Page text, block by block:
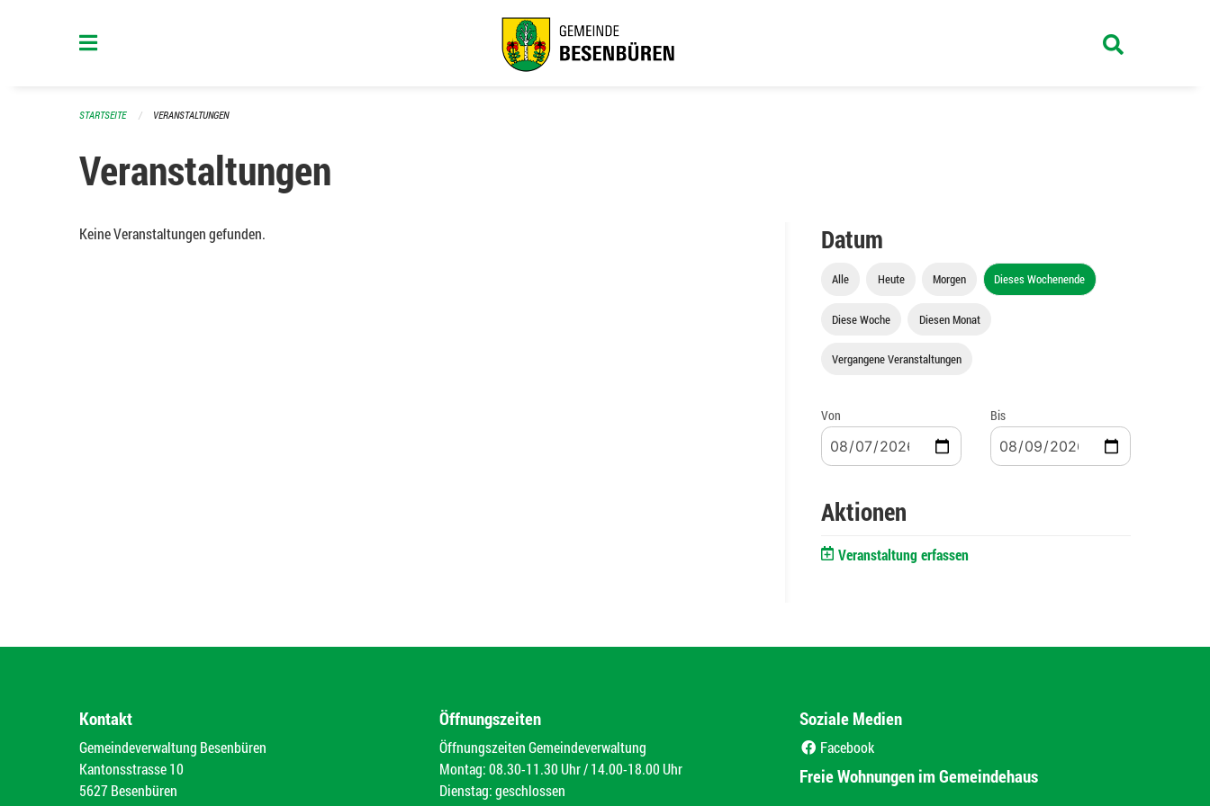
STARTSEITE VERANSTALTUNGEN
Veranstaltungen
Keine Veranstaltungen gefunden. Datum
Alle Heute Morgen Dieses Wochenende
Diese Woche Diesen Monat
Vergangene Veranstaltungen
Von Bis
Aktionen
Veranstaltung erfassen
Kontakt
Gemeindeverwaltung Besenbüren
Kantonsstrasse 10
5627 Besenbüren
Öffnungszeiten
Öffnungszeiten Gemeindeverwaltung
Montag: 08.30-11.30 Uhr / 14.00-18.00 Uhr
Dienstag: geschlossen
Soziale Medien
Facebook
Freie Wohnungen im Gemeindehaus